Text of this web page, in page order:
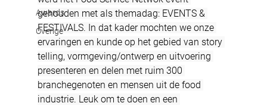
Awards
Overige
gehouden met als themadag: EVENTS &
FESTIVALS. In dat kader mochten we onze
ervaringen en kunde op het gebied van story
telling, vormgeving/ontwerp en uitvoering
presenteren en delen met ruim 300
branchegenoten en mensen uit de food
industrie. Leuk om te doen en een